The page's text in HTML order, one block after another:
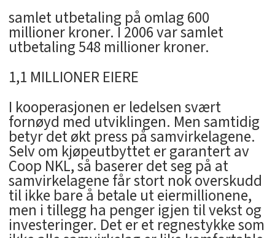
samlet utbetaling på omlag 600
millioner kroner. I 2006 var samlet
utbetaling 548 millioner kroner.
1,1 MILLIONER EIERE
I kooperasjonen er ledelsen svært
fornøyd med utviklingen. Men samtidig
betyr det økt press på samvirkelagene.
Selv om kjøpeutbyttet er garantert av
Coop NKL, så baserer det seg på at
samvirkelagene får stort nok overskudd
til ikke bare å betale ut eiermillionene,
men i tillegg ha penger igjen til vekst og
investeringer. Det er et regnestykke som